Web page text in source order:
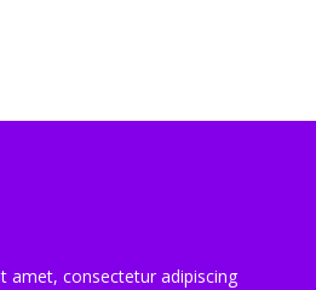
amet, consectetur adipiscing